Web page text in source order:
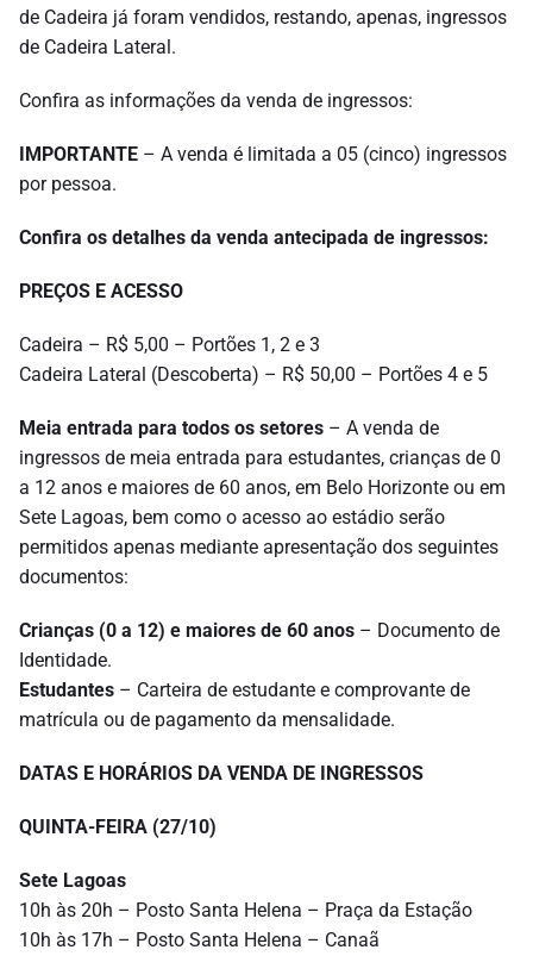
de Cadeira já foram vendidos, restando, apenas, ingressos
de Cadeira Lateral.
Confira as informações da venda de ingressos:
IMPORTANTE – A venda é limitada a 05 (cinco) ingressos
por pessoa.
Confira os detalhes da venda antecipada de ingressos:
PREÇOS E ACESSO
Cadeira – R$ 5,00 – Portões 1, 2 e 3
Cadeira Lateral (Descoberta) – R$ 50,00 – Portões 4 e 5
Meia entrada para todos os setores – A venda de
ingressos de meia entrada para estudantes, crianças de 0
a 12 anos e maiores de 60 anos, em Belo Horizonte ou em
Sete Lagoas, bem como o acesso ao estádio serão
permitidos apenas mediante apresentação dos seguintes
documentos:
Crianças (0 a 12) e maiores de 60 anos – Documento de
Identidade.
Estudantes – Carteira de estudante e comprovante de
matrícula ou de pagamento da mensalidade.
DATAS E HORÁRIOS DA VENDA DE INGRESSOS
QUINTA-FEIRA (27/10)
Sete Lagoas
10h às 20h – Posto Santa Helena – Praça da Estação
10h às 17h – Posto Santa Helena – Canaã